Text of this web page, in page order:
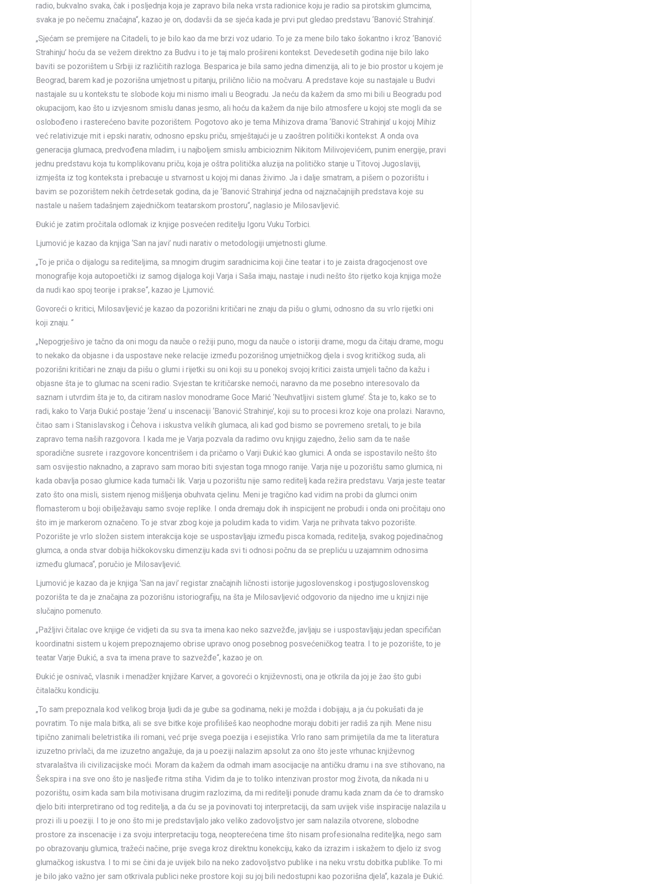
radio, bukvalno svaka, čak i posljednja koja je zapravo bila neka vrsta radionice koju je radio sa pirotskim glumcima,
svaka je po nečemu značajna“, kazao je on, dodavši da se sjeća kada je prvi put gledao predstavu ‘Banović Strahinja’.
„Sjećam se premijere na Citadeli, to je bilo kao da me brzi voz udario. To je za mene bilo tako šokantno i kroz ‘Banović
Strahinju’ hoću da se vežem direktno za Budvu i to je taj malo prošireni kontekst. Devedesetih godina nije bilo lako
baviti se pozorištem u Srbiji iz različitih razloga. Besparica je bila samo jedna dimenzija, ali to je bio prostor u kojem je
Beograd, barem kad je pozorišna umjetnost u pitanju, prilično ličio na močvaru. A predstave koje su nastajale u Budvi
nastajale su u kontekstu te slobode koju mi nismo imali u Beogradu. Ja neću da kažem da smo mi bili u Beogradu pod
okupacijom, kao što u izvjesnom smislu danas jesmo, ali hoću da kažem da nije bilo atmosfere u kojoj ste mogli da se
oslobođeno i rasterećeno bavite pozorištem. Pogotovo ako je tema Mihizova drama ‘Banović Strahinja’ u kojoj Mihiz
već relativizuje mit i epski narativ, odnosno epsku priču, smještajući je u zaoštren politički kontekst. A onda ova
generacija glumaca, predvođena mladim, i u najboljem smislu ambicioznim Nikitom Milivojevićem, punim energije, pravi
jednu predstavu koja tu komplikovanu priču, koja je oštra politička aluzija na političko stanje u Titovoj Jugoslaviji,
izmješta iz tog konteksta i prebacuje u stvarnost u kojoj mi danas živimo. Ja i dalje smatram, a pišem o pozorištu i
bavim se pozorištem nekih četrdesetak godina, da je ‘Banović Strahinja’ jedna od najznačajnijih predstava koje su
nastale u našem tadašnjem zajedničkom teatarskom prostoru“, naglasio je Milosavljević.
Đukić je zatim pročitala odlomak iz knjige posvećen reditelju Igoru Vuku Torbici.
Ljumović je kazao da knjiga ‘San na javi’ nudi narativ o metodologiji umjetnosti glume.
„To je priča o dijalogu sa rediteljima, sa mnogim drugim saradnicima koji čine teatar i to je zaista dragocjenost ove
monografije koja autopoetički iz samog dijaloga koji Varja i Saša imaju, nastaje i nudi nešto što rijetko koja knjiga može
da nudi kao spoj teorije i prakse“, kazao je Ljumović.
Govoreći o kritici, Milosavljević je kazao da pozorišni kritičari ne znaju da pišu o glumi, odnosno da su vrlo rijetki oni
koji znaju. “
„Nepogrješivo je tačno da oni mogu da nauče o režiji puno, mogu da nauče o istoriji drame, mogu da čitaju drame, mogu
to nekako da objasne i da uspostave neke relacije između pozorišnog umjetničkog djela i svog kritičkog suda, ali
pozorišni kritičari ne znaju da pišu o glumi i rijetki su oni koji su u ponekoj svojoj kritici zaista umjeli tačno da kažu i
objasne šta je to glumac na sceni radio. Svjestan te kritičarske nemoći, naravno da me posebno interesovalo da
saznam i utvrdim šta je to, da citiram naslov monodrame Goce Marić ‘Neuhvatljivi sistem glume’. Šta je to, kako se to
radi, kako to Varja Đukić postaje ‘žena’ u inscenaciji ‘Banović Strahinje’, koji su to procesi kroz koje ona prolazi. Naravno,
čitao sam i Stanislavskog i Čehova i iskustva velikih glumaca, ali kad god bismo se povremeno sretali, to je bila
zapravo tema naših razgovora. I kada me je Varja pozvala da radimo ovu knjigu zajedno, želio sam da te naše
sporadične susrete i razgovore koncentrišem i da pričamo o Varji Đukić kao glumici. A onda se ispostavilo nešto što
sam osvijestio naknadno, a zapravo sam morao biti svjestan toga mnogo ranije. Varja nije u pozorištu samo glumica, ni
kada obavlja posao glumice kada tumači lik. Varja u pozorištu nije samo reditelj kada režira predstavu. Varja jeste teatar
zato što ona misli, sistem njenog mišljenja obuhvata cjelinu. Meni je tragično kad vidim na probi da glumci onim
flomasterom u boji obilježavaju samo svoje replike. I onda dremaju dok ih inspicijent ne probudi i onda oni pročitaju ono
što im je markerom označeno. To je stvar zbog koje ja poludim kada to vidim. Varja ne prihvata takvo pozorište.
Pozorište je vrlo složen sistem interakcija koje se uspostavljaju između pisca komada, reditelja, svakog pojedinačnog
glumca, a onda stvar dobija hičkokovsku dimenziju kada svi ti odnosi počnu da se prepliću u uzajamnim odnosima
između glumaca“, poručio je Milosavljević.
Ljumović je kazao da je knjiga ‘San na javi’ registar značajnih ličnosti istorije jugoslovenskog i postjugoslovenskog
pozorišta te da je značajna za pozorišnu istoriografiju, na šta je Milosavljević odgovorio da nijedno ime u knjizi nije
slučajno pomenuto.
„Pažljivi čitalac ove knjige će vidjeti da su sva ta imena kao neko sazvežđe, javljaju se i uspostavljaju jedan specifičan
koordinatni sistem u kojem prepoznajemo obrise upravo onog posebnog posvećeničkog teatra. I to je pozorište, to je
teatar Varje Đukić, a sva ta imena prave to sazvežđe“, kazao je on.
Đukić je osnivač, vlasnik i menadžer knjižare Karver, a govoreći o književnosti, ona je otkrila da joj je žao što gubi
čitalačku kondiciju.
„To sam prepoznala kod velikog broja ljudi da je gube sa godinama, neki je možda i dobijaju, a ja ću pokušati da je
povratim. To nije mala bitka, ali se sve bitke koje profilišeš kao neophodne moraju dobiti jer radiš za njih. Mene nisu
tipično zanimali beletristika ili romani, već prije svega poezija i esejistika. Vrlo rano sam primijetila da me ta literatura
izuzetno privlači, da me izuzetno angažuje, da ja u poeziji nalazim apsolut za ono što jeste vrhunac književnog
stvaralaštva ili civilizacijske moći. Moram da kažem da odmah imam asocijacije na antičku dramu i na sve stihovano, na
Šekspira i na sve ono što je nasljeđe ritma stiha. Vidim da je to toliko intenzivan prostor mog života, da nikada ni u
pozorištu, osim kada sam bila motivisana drugim razlozima, da mi reditelji ponude dramu kada znam da će to dramsko
djelo biti interpretirano od tog reditelja, a da ću se ja povinovati toj interpretaciji, da sam uvijek više inspiracije nalazila u
prozi ili u poeziji. I to je ono što mi je predstavljalo jako veliko zadovoljstvo jer sam nalazila otvorene, slobodne
prostore za inscenacije i za svoju interpretaciju toga, neopterećena time što nisam profesionalna rediteljka, nego sam
po obrazovanju glumica, tražeći načine, prije svega kroz direktnu konekciju, kako da izrazim i iskažem to djelo iz svog
glumačkog iskustva. I to mi se čini da je uvijek bilo na neko zadovoljstvo publike i na neku vrstu dobitka publike. To mi
je bilo jako važno jer sam otkrivala publici neke prostore koji su joj bili nedostupni kao pozorišna djela“, kazala je Đukić.